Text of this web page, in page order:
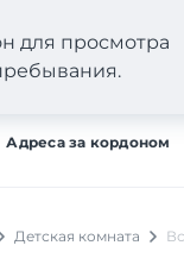
Адреса за кордоном
для просмотра
Детская комната